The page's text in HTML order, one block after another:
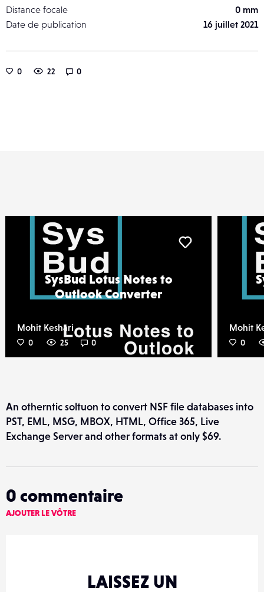
Distance focale
0 mm
Date de publication
16 juillet 2021
0 22 0
SysBud Lotus Notes to
Outlook Converter
Mohit Keshari
0 25 0
Mohit
0
An otherntic soltuon to convert NSF file databases into
PST, EML, MSG, MBOX, HTML, Office 365, Live
Exchange Server and other formats at only $69.
0 commentaire
AJOUTER LE VÔTRE
LAISSEZ UN